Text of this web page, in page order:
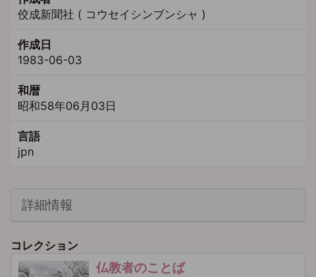
佼成新聞社 ( コウセイシンブンシャ )
作成日
1983-06-03
和暦
昭和58年06月03日
言語
jpn
詳細情報
コレクション
仏教者のことば